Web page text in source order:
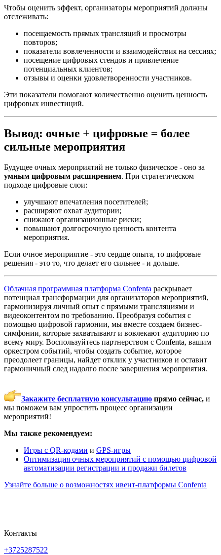
Чтобы оценить эффект, организаторы мероприятий должны
отслеживать:
посещаемость прямых трансляций и просмотры
повторов;
показатели вовлеченности и взаимодействия на сессиях;
посещение цифровых стендов и привлечение
потенциальных клиентов;
отзывы и оценки удовлетворенности участников.
Эти показатели помогают количественно оценить ценность
цифровых инвестиций.
Вывод: очные + цифровые = более
сильные мероприятия
Будущее очных мероприятий не только физическое - оно за
умным цифровым расширением. При стратегическом
подходе цифровые слои:
улучшают впечатления посетителей;
расширяют охват аудитории;
снижают организационные риски;
повышают долгосрочную ценность контента
мероприятия.
Если очное мероприятие - это сердце опыта, то цифровые
решения - это то, что делает его сильнее - и дольше.
Облачная программная платформа Confenta раскрывает
потенциал трансформации для организаторов мероприятий,
гармонизируя личный опыт с прямыми трансляциями и
видеоконтентом по требованию. Преобразуя события с
помощью цифровой гармонии, мы вместе создаем бизнес-
симфонии, которые захватывают и вовлекают аудиторию по
всему миру. Воспользуйтесь партнерством с Confenta, вашим
оркестром событий, чтобы создать событие, которое
преодолеет границы, найдет отклик у участников и оставит
гармоничный след надолго после завершения мероприятия.
Закажите бесплатную консультацию прямо сейчас, и
мы поможем вам упростить процесс организации
мероприятий!
Мы также рекомендуем:
Игры с QR-кодами и GPS-игры
Оптимизация очных мероприятий с помощью цифровой
автоматизации регистрации и продажи билетов
Узнайте больше о возможностях ивент-платформы Confenta
Контакты
+3725287522